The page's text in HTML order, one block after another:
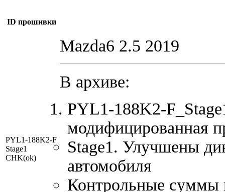
ID прошивки
PYL1-188K2-F
Stage1
CHK(ok)
Mazda6 2.5 2019
В архиве:
PYL1-188K2-
модифицированная
Stage1. Улучшены
автомобиля
Контрольные суммы